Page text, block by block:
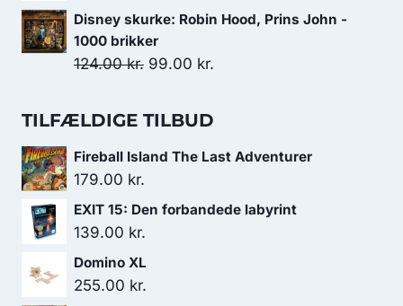
199.00 kr..
oprindelige
pris
var:
aktuelle
Disney skurke: Robin Hood, Prins John -
1000 brikker
124.00kr. Den
pris
124.00 kr..
99.00 kr.
99.00 kr..
TILFÆLDIGE TILBUD
Fireball Island The Last Adventurer
179.00 kr.
EXIT 15: Den forbandede labyrint
139.00 kr.
Domino XL
255.00 kr.